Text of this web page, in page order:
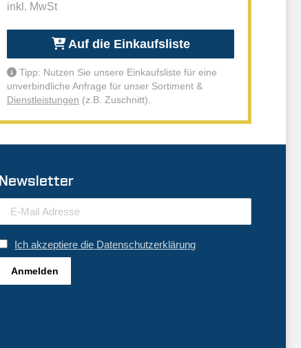
inkl. MwSt
Auf die Einkaufsliste
Tipp: Nutzen Sie unsere Einkaufsliste für eine
unverbindliche Anfrage für unser Sortiment &
Dienstleistungen (z.B. Zuschnitt).
Newsletter
Ich akzeptiere die Datenschutzerklärung